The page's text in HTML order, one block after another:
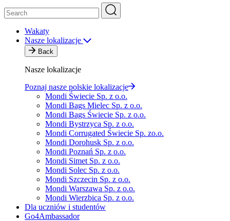
Wakaty
Nasze lokalizacje
Back
Nasze lokalizacje
Poznaj nasze polskie lokalizacje
Mondi Świecie Sp. z o.o.
Mondi Bags Mielec Sp. z o.o.
Mondi Bags Świecie Sp. z o.o.
Mondi Bystrzyca Sp. z o.o.
Mondi Corrugated Świecie Sp. zo.o.
Mondi Dorohusk Sp. z o.o.
Mondi Poznań Sp. z o.o.
Mondi Simet Sp. z o.o.
Mondi Solec Sp. z o.o.
Mondi Szczecin Sp. z o.o.
Mondi Warszawa Sp. z o.o.
Mondi Wierzbica Sp. z o.o.
Dla uczniów i studentów
Go4Ambassador